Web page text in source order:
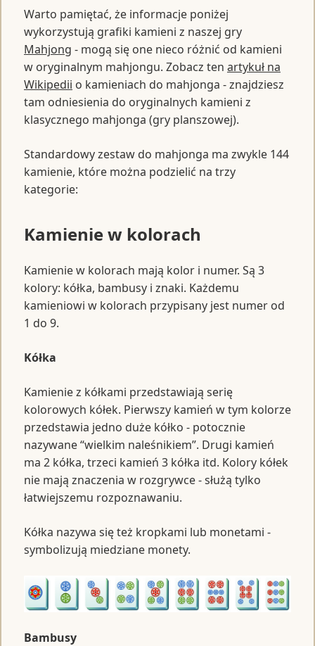
Warto pamiętać, że informacje poniżej
wykorzystują grafiki kamieni z naszej gry
Mahjong - mogą się one nieco różnić od kamieni
w oryginalnym mahjongu. Zobacz ten artykuł na
Wikipedii o kamieniach do mahjonga - znajdziesz
tam odniesienia do oryginalnych kamieni z
klasycznego mahjonga (gry planszowej).
Standardowy zestaw do mahjonga ma zwykle 144
kamienie, które można podzielić na trzy
kategorie:
Kamienie w kolorach
Kamienie w kolorach mają kolor i numer. Są 3
kolory: kółka, bambusy i znaki. Każdemu
kamieniowi w kolorach przypisany jest numer od
1 do 9.
Kółka
Kamienie z kółkami przedstawiają serię
kolorowych kółek. Pierwszy kamień w tym kolorze
przedstawia jedno duże kółko - potocznie
nazywane “wielkim naleśnikiem”. Drugi kamień
ma 2 kółka, trzeci kamień 3 kółka itd. Kolory kółek
nie mają znaczenia w rozgrywce - służą tylko
łatwiejszemu rozpoznawaniu.
Kółka nazywa się też kropkami lub monetami -
symbolizują miedziane monety.
Bambusy